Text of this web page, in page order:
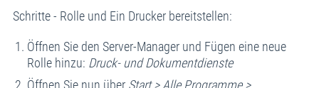
Schritte - Rolle und Ein Drucker bereitstellen:
Öffnen Sie den Server-Manager und Fügen eine neue
Rolle hinzu: Druck- und Dokumentdienste
Öffnen Sie nun über Start > Alle Programme >